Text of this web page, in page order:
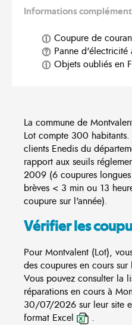
Informations
Coupure de
Panne d'électricité
Objets oubliés en
La commune de
Lot compte 300
clients Enedis du
rapport aux seuils
2009 (6 coupures
brèves < 3 min ou 13
coupure sur l'année).
Vérifier les
Pour Montvalent (Lot),
des coupures en cours sur
Vous pouvez consulter la
réparations en cours à
30/07/2026 sur leur site
format Excel
.